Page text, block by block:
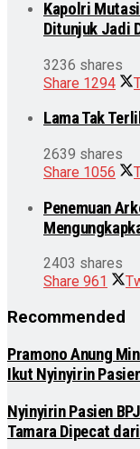
Kapolri
Ditunjuk Jadi
3236 shares
Share 1294
Lama Tak
2639 shares
Share 1056
Penemuan
2403 shares
Share 961
Recommended
Pramono Anung
Ikut Nyinyirin
Nyinyirin Pasien
Tamara Dipecat